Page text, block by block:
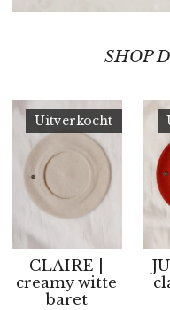
SHOP
Uitverkocht
CLAIRE |
creamy witte
baret